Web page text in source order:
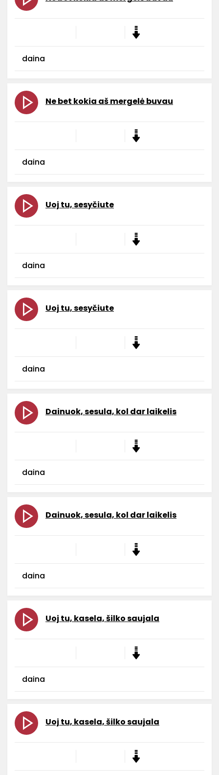
daina
Ne bet kokia aš mergelė buvau
daina
Uoj tu, sesyčiute
daina
Uoj tu, sesyčiute
daina
Dainuok, sesula, kol dar laikelis
daina
Dainuok, sesula, kol dar laikelis
daina
Uoj tu, kasela, šilko saujala
daina
Uoj tu, kasela, šilko saujala